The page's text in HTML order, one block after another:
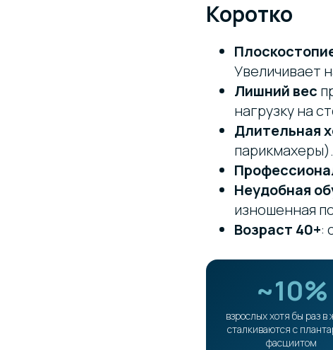
Коротко
Увеличивает
Лишний вес
нагрузку на
Длительная
парикмахеры).
Неудобная
изношенная
Возраст 40+:
~10%
взрослых хотя бы раз в
сталкиваются с
фасциитом